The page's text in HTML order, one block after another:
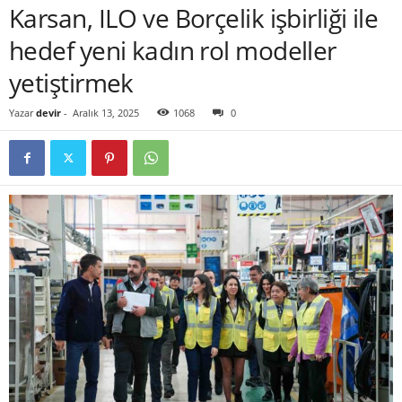
Karsan, ILO ve Borçelik işbirliği ile
hedef yeni kadın rol modeller
yetiştirmek
Yazar devir - Aralık 13, 2025 1068 0